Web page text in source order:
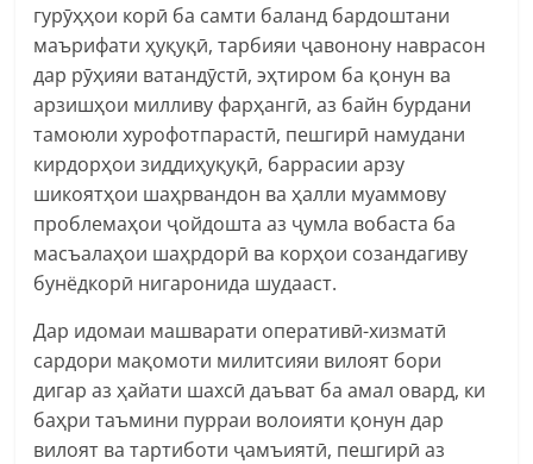
гурӯҳҳои корӣ ба самти баланд бардоштани
маърифати ҳуқуқӣ, тарбияи ҷавонону наврасон
дар рӯҳияи ватандӯстӣ, эҳтиром ба қонун ва
арзишҳои милливу фарҳангӣ, аз байн бурдани
тамоюли хурофотпарастӣ, пешгирӣ намудани
кирдорҳои зиддиҳуқуқӣ, баррасии арзу
шикоятҳои шаҳрвандон ва ҳалли муаммову
проблемаҳои ҷойдошта аз ҷумла вобаста ба
масъалаҳои шаҳрдорӣ ва корҳои созандагиву
бунёдкорӣ нигаронида шудааст.
Дар идомаи машварати оперативӣ-хизматӣ
сардори мақомоти милитсияи вилоят бори
дигар аз ҳайати шахсӣ даъват ба амал овард, ки
баҳри таъмини пурраи волоияти қонун дар
вилоят ва тартиботи ҷамъиятӣ, пешгирӣ аз